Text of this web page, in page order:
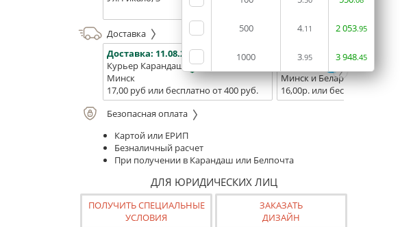
500 4.11 2053.95
1000 3.95 3948.45
Доставка
Доставка: 11.08.2026
Курьер Карандаш
Минск
17,00 руб или бесплатно от 400 руб.
Доставка:
13.08.2026 -
Минск и Беларусь
16,00р. или бесплатно от
Безопасная оплата
Картой или ЕРИП
Безналичный расчет
При получении в Карандаш или Белпочта
ДЛЯ ЮРИДИЧЕСКИХ ЛИЦ
ПОЛУЧИТЬ СПЕЦИАЛЬНЫЕ
УСЛОВИЯ
ЗАКАЗАТЬ
ДИЗАЙН